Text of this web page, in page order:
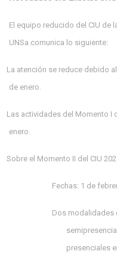
El equipo reducido del CIU de
UNSa comunica lo siguiente:
La atención se reduce debido
de enero.
Las actividades del Momento I
enero.
Sobre el Momento II del CIU
Fechas: 1 de
Dos modalidades
presenciales